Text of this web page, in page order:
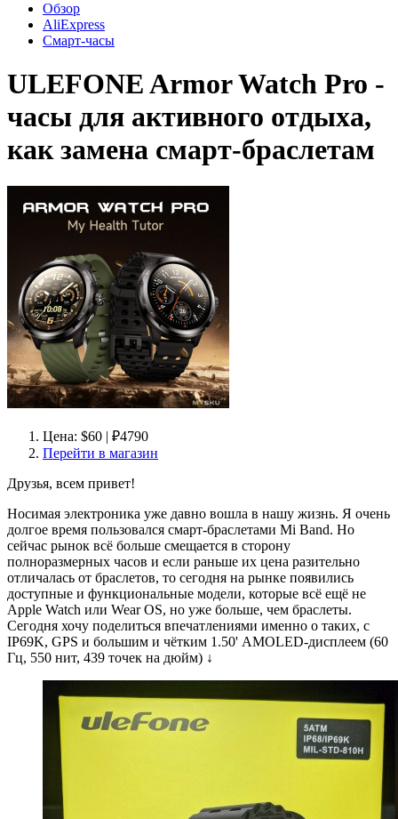
Обзор
AliExpress
Смарт-часы
ULEFONE Armor Watch Pro -
часы для активного отдыха,
как замена смарт-браслетам
Цена: $60 | ₽4790
Перейти в магазин
Друзья, всем привет!
Носимая электроника уже давно вошла в нашу жизнь. Я очень
долгое время пользовался смарт-браслетами Mi Band. Но
сейчас рынок всё больше смещается в сторону
полноразмерных часов и если раньше их цена разительно
отличалась от браслетов, то сегодня на рынке появились
доступные и функциональные модели, которые всё ещё не
Apple Watch или Wear OS, но уже больше, чем браслеты.
Сегодня хочу поделиться впечатлениями именно о таких, с
IP69K, GPS и большим и чётким 1.50' AMOLED-дисплеем (60
Гц, 550 нит, 439 точек на дюйм) ↓